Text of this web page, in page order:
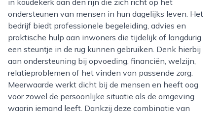
in koudekerk aan den rijn die zich richt op het
ondersteunen van mensen in hun dagelijks leven. Het
bedrijf biedt professionele begeleiding, advies en
praktische hulp aan inwoners die tijdelijk of langdurig
een steuntje in de rug kunnen gebruiken. Denk hierbij
aan ondersteuning bij opvoeding, financiën, welzijn,
relatieproblemen of het vinden van passende zorg.
Meerwaarde werkt dicht bij de mensen en heeft oog
voor zowel de persoonlijke situatie als de omgeving
waarin iemand leeft. Dankzij deze combinatie van